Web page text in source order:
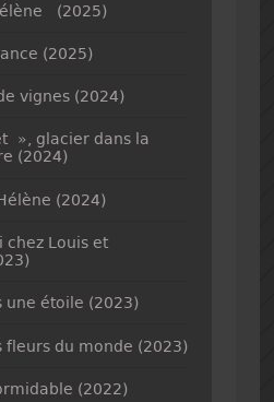
(2025)
(2025)
vignes (2024)
», glacier dans la
(2024)
(2024)
chez Louis et
une étoile (2023)
fleurs du monde (2023)
(2022)